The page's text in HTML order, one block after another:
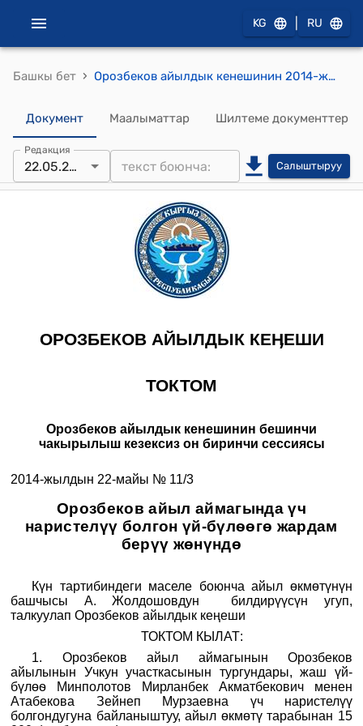
KG RU
Башкы бет › Орозбеков айылдык кенешинин 2014-жылдын 22-майындагы № 11/3 "Орозбеков айыл аймагында үч наристелүү болгон үй-бүлѳөгө жардам берүү жөнүндө" токтому
Документ Маалыматтар Шилтеме документтер
Редакция
22.05.2014 Салыштыруу